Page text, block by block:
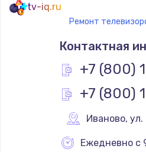
900
900
tv-iq.ru
Ремонт
Контактная
+7 (800)
+7 (800)
Иваново, ул.
Ежедневно с